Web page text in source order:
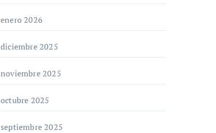
enero 2026
diciembre 2025
noviembre 2025
octubre 2025
septiembre 2025